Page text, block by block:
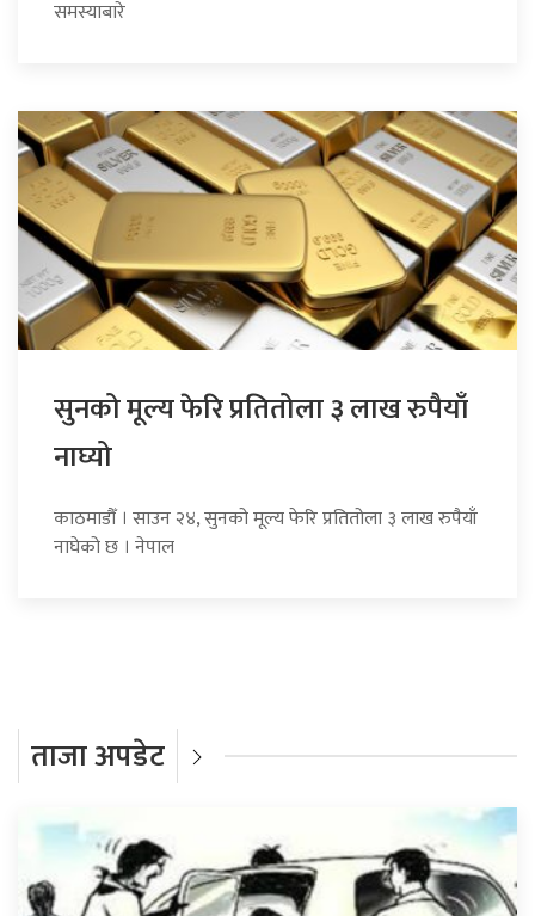
समस्याबारे
सुनको मूल्य फेरि प्रतितोला ३ लाख रुपैयाँ
नाघ्यो
काठमाडौँ । साउन २४, सुनको मूल्य फेरि प्रतितोला ३ लाख रुपैयाँ
नाघेको छ । नेपाल
ताजा अपडेट